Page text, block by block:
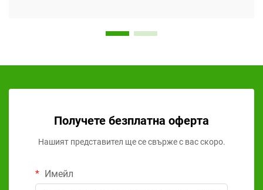
Получете безплатна оферта
Нашият представител ще се свърже с вас скоро.
Имейл